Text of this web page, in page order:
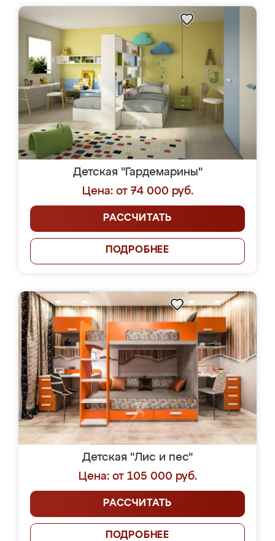
Детская "Гардемарины"
Цена: от 74 000 руб.
РАССЧИТАТЬ
ПОДРОБНЕЕ
Детская "Лис и пес"
Цена: от 105 000 руб.
РАССЧИТАТЬ
ПОДРОБНЕЕ